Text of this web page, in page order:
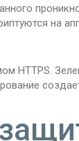
на
HTTPS.